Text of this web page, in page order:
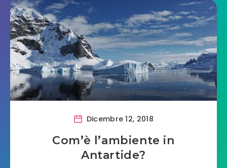
Dicembre 12, 2018
Com’è l’ambiente in
Antartide?